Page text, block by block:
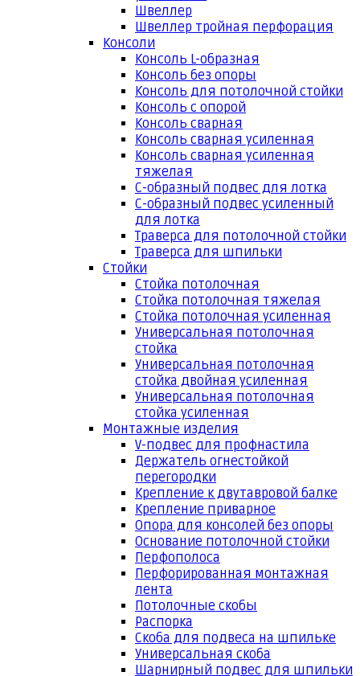
Швеллер
Швеллер тройная перфорация
Консоли
Консоль L-образная
Консоль без опоры
Консоль для потолочной стойки
Консоль с опорой
Консоль сварная
Консоль сварная усиленная
Консоль сварная усиленная
тяжелая
С-образный подвес для лотка
С-образный подвес усиленный
для лотка
Траверса для потолочной стойки
Траверса для шпильки
Стойки
Стойка потолочная
Стойка потолочная тяжелая
Стойка потолочная усиленная
Универсальная потолочная
стойка
Универсальная потолочная
стойка двойная усиленная
Универсальная потолочная
стойка усиленная
Монтажные изделия
V-подвес для профнастила
Держатель огнестойкой
перегородки
Крепление к двутавровой балке
Крепление приварное
Опора для консолей без опоры
Основание потолочной стойки
Перфополоса
Перфорированная монтажная
лента
Потолочные скобы
Распорка
Скоба для подвеса на шпильке
Универсальная скоба
Шарнирный подвес для шпильки